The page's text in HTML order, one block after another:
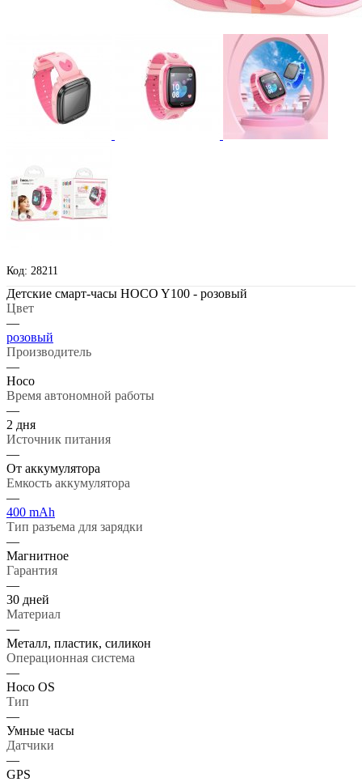
Код: 28211
Детские смарт-часы HOCO Y100 - розовый
Цвет
—
розовый
Производитель
—
Hoco
Время автономной работы
—
2 дня
Источник питания
—
От аккумулятора
Емкость аккумулятора
—
400 mAh
Тип разъема для зарядки
—
Магнитное
Гарантия
—
30 дней
Материал
—
Металл, пластик, силикон
Операционная система
—
Hoco OS
Тип
—
Умные часы
Датчики
—
GPS